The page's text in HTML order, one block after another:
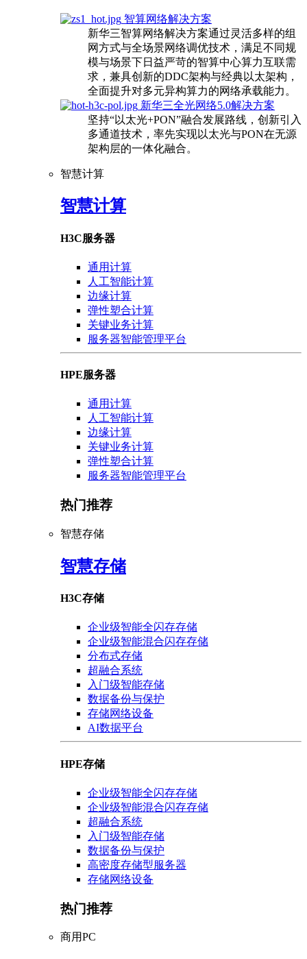
智算网络解决方案
新华三智算网络解决方案通过灵活多样的组
网方式与全场景网络调优技术，满足不同规
模与场景下日益严苛的智算中心算力互联需
求，兼具创新的DDC架构与经典以太架构，
全面提升对多元异构算力的网络承载能力。
新华三全光网络5.0解决方案
坚持“以太光+PON”融合发展路线，创新引入
多通道技术，率先实现以太光与PON在无源
架构层的一体化融合。
智慧计算
智慧计算
H3C服务器
通用计算
人工智能计算
边缘计算
弹性塑合计算
关键业务计算
服务器智能管理平台
HPE服务器
通用计算
人工智能计算
边缘计算
关键业务计算
弹性塑合计算
服务器智能管理平台
热门推荐
智慧存储
智慧存储
H3C存储
企业级智能全闪存存储
企业级智能混合闪存存储
分布式存储
超融合系统
入门级智能存储
数据备份与保护
存储网络设备
AI数据平台
HPE存储
企业级智能全闪存存储
企业级智能混合闪存存储
超融合系统
入门级智能存储
数据备份与保护
高密度存储型服务器
存储网络设备
热门推荐
商用PC